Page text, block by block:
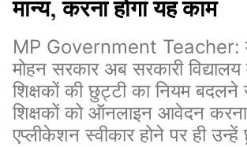
MP Government Teacher:
मोहन सरकार अब सरकारी
शिक्षकों की छुट्टी का नियम
शिक्षकों को ऑनलाइन आवेदन
एप्लीकेशन स्वीकार होने पर ही उन्हें